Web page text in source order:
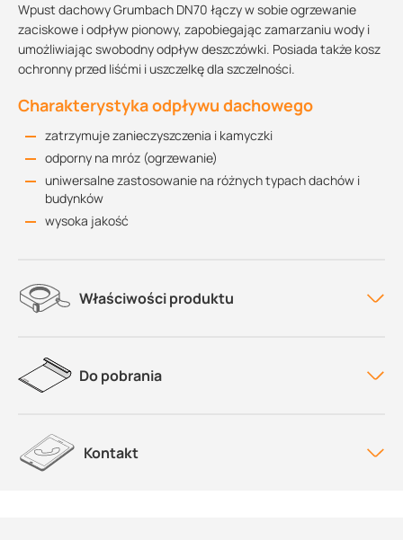
Wpust dachowy Grumbach DN70 łączy w sobie ogrzewanie
zaciskowe i odpływ pionowy, zapobiegając zamarzaniu wody i
umożliwiając swobodny odpływ deszczówki. Posiada także kosz
ochronny przed liśćmi i uszczelkę dla szczelności.
Charakterystyka odpływu dachowego
zatrzymuje zanieczyszczenia i kamyczki
odporny na mróz (ogrzewanie)
uniwersalne zastosowanie na różnych typach dachów i
budynków
wysoka jakość
Właściwości produktu
Do pobrania
Kontakt